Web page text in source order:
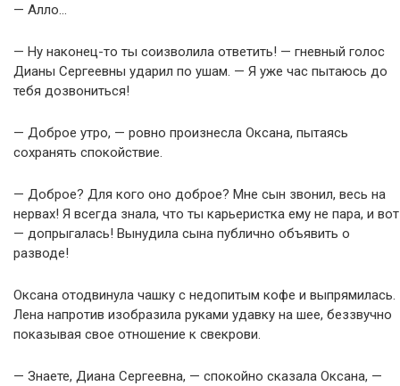
— Алло…
— Ну наконец-то ты соизволила ответить! — гневный голос
Дианы Сергеевны ударил по ушам. — Я уже час пытаюсь до
тебя дозвониться!
— Доброе утро, — ровно произнесла Оксана, пытаясь
сохранять спокойствие.
— Доброе? Для кого оно доброе? Мне сын звонил, весь на
нервах! Я всегда знала, что ты карьеристка ему не пара, и вот
— допрыгалась! Вынудила сына публично объявить о
разводе!
Оксана отодвинула чашку с недопитым кофе и выпрямилась.
Лена напротив изобразила руками удавку на шее, беззвучно
показывая свое отношение к свекрови.
— Знаете, Диана Сергеевна, — спокойно сказала Оксана, —